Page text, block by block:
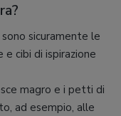
sicuramente le
e cibi di ispirazione
magro e i petti di
ad esempio, alle